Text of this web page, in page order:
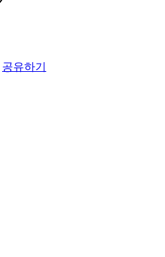
공유하기